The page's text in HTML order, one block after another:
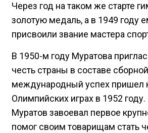
Через год на таком же старте
золотую медаль, а в 1949 году
присвоили звание мастера
В 1950-м году Муратова
честь страны в составе
международный успех пришел
Олимпийских играх в 1952
Муратов завоевал первое
помог своим товарищам стать